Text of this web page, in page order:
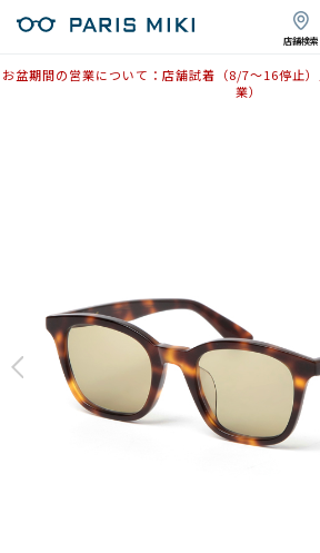
店舗検索
お盆期間の営業について：店舗試着（8/7〜16停止
業）